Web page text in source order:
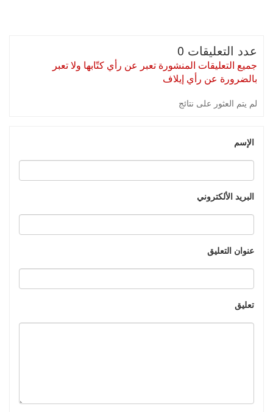
عدد التعليقات 0
جميع التعليقات المنشورة تعبر عن رأي كتّابها ولا تعبر
بالضرورة عن رأي إيلاف
لم يتم العثور على نتائج
الإسم
البريد الألكتروني
عنوان التعليق
تعليق